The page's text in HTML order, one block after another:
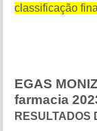
classificação
EGAS MONIZ
farmacia
RESULTADOS